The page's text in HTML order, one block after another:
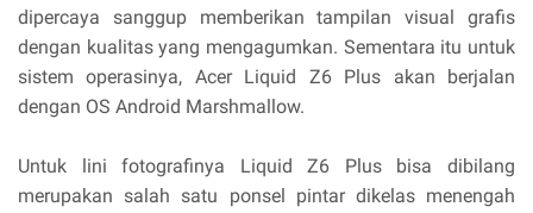
dipercaya sanggup memberikan tampilan visual grafis
dengan kualitas yang mengagumkan. Sementara itu untuk
sistem operasinya, Acer Liquid Z6 Plus akan berjalan
dengan OS Android Marshmallow.
Untuk lini fotografinya Liquid Z6 Plus bisa dibilang
merupakan salah satu ponsel pintar dikelas menengah